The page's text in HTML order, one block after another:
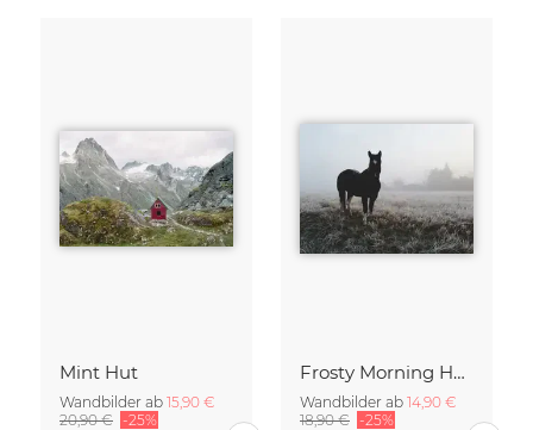
Mint Hut
Wandbilder ab 15,90 €
20,90 € -25%
Frosty Morning Horse
Wandbilder ab 14,90 €
18,90 € -25%